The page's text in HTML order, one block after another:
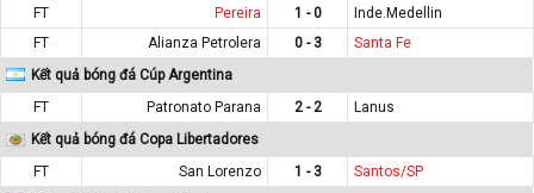
FT
Pereira 1 - 0
Inde.Medellin
FT
Alianza Petrolera 0 - 3
Santa Fe
Kết quả bóng đá Cúp Argentina
FT
Patronato Parana 2 - 2
Lanus
Kết quả bóng đá Copa Libertadores
FT
San Lorenzo 1 - 3
Santos/SP